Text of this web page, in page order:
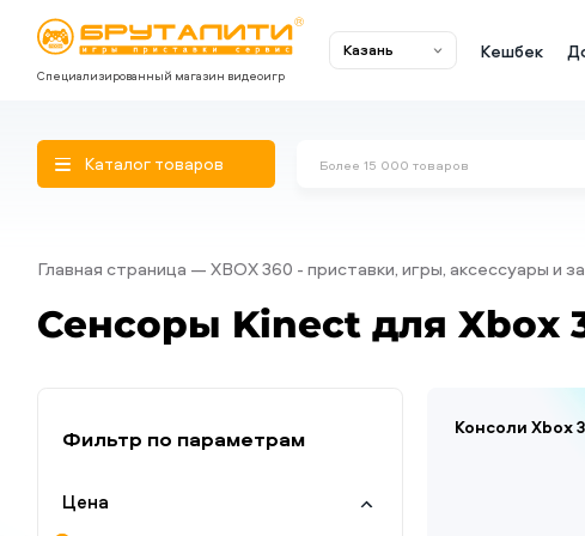
Специализированный магазин видеоигр
Казань Кешбек
Каталог товаров
Главная страница XBOX 360 - приставки, игры, аксессуары и
Сенсоры Kinect для Xbox
Фильтр по параметрам
Цена
Консоли Xbox